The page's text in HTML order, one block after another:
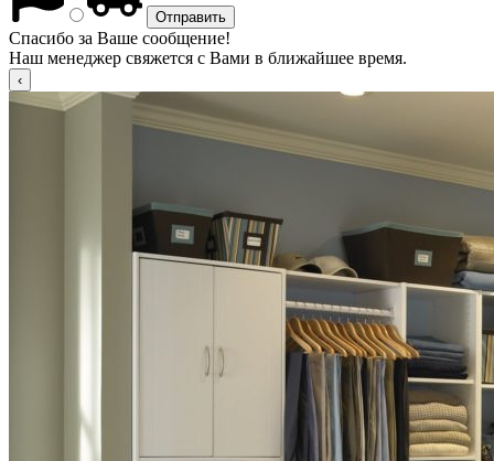
Спасибо за Ваше сообщение!
Наш менеджер свяжется с Вами в ближайшее время.